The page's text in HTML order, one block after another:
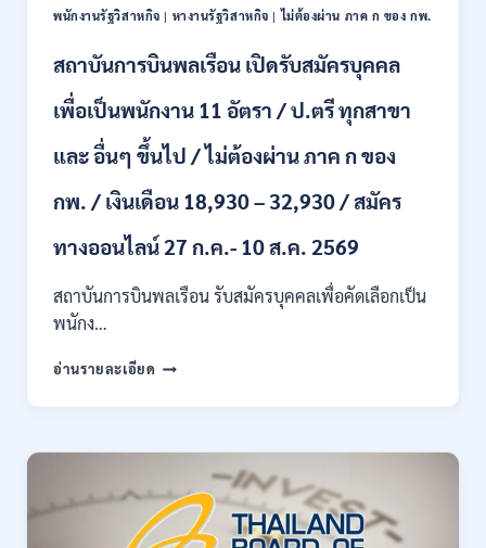
ONLINE
13
ส.ค.
ภาค
/
เดือน
/
13
25
สิงหาคม
2569
พนักงานรัฐวิสาหกิจ | หางานรัฐวิสาหกิจ |ไม่ต้องผ่าน ภาค ก ของ กพ.
สถาบันการบินพลเรือน เปิดรับสมัครบุคคล
เพื่อเป็นพนักงาน 11 อัตรา / ป.ตรี ทุกสาขา
และ อื่นๆ ขึ้นไป / ไม่ต้องผ่าน ภาค ก ของ
กพ. / เงินเดือน 18,930 – 32,930 / สมัคร
ทางออนไลน์ 27 ก.ค.- 10 ส.ค. 2569
สถาบันการบินพลเรือน รับสมัครบุคคลเพื่อคัดเลือกเป็น
พนักง…
อ่านรายละเอียด สถาบัน
บิน
เปิด
สมัคร
บุคคล
เพื่อ